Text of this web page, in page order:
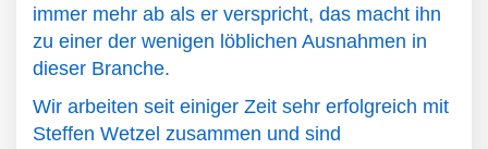
immer mehr ab als er verspricht, das macht ihn
zu einer der wenigen löblichen Ausnahmen in
dieser Branche.
Wir arbeiten seit einiger Zeit sehr erfolgreich mit
Steffen Wetzel zusammen und sind